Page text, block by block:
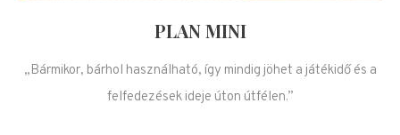
PLAN MINI
„Bármikor, bárhol használható, így mindig jöhet a játékidő és a
felfedezések ideje úton útfélen.”